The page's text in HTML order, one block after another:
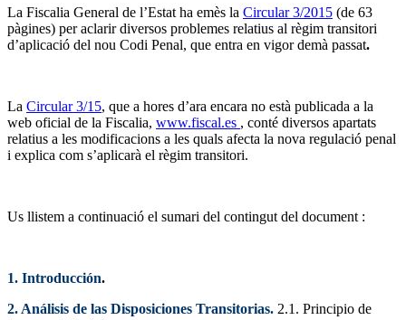
La Fiscalia General de l’Estat ha emès la Circular 3/2015 (de 63
pàgines) per aclarir diversos problemes relatius al règim transitori
d’aplicació del nou Codi Penal, que entra en vigor demà passat.
La Circular 3/15, que a hores d’ara encara no està publicada a la
web oficial de la Fiscalia, www.fiscal.es , conté diversos apartats
relatius a les modificacions a les quals afecta la nova regulació penal
i explica com s’aplicarà el règim transitori.
Us llistem a continuació el sumari del contingut del document :
1. Introducción.
2. Análisis de las Disposiciones Transitorias. 2.1. Principio de